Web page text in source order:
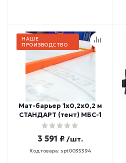
НАШЕ
ПРОИЗВОДСТВО
Мат-барьер 1х0,2х0,2 м
СТАНДАРТ (тент) МБС-1
3 591 ₽ /шт.
Код товара: spt0035394